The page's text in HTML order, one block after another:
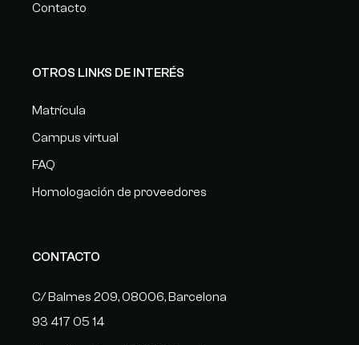
Contacto
OTROS LINKS DE INTERÉS
Matrícula
Campus virtual
FAQ
Homologación de proveedores
CONTACTO
C/ Balmes 209, 08006, Barcelona
93 417 05 14